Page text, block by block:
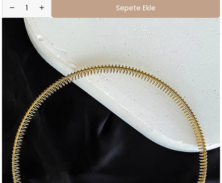
Sepete Ekle